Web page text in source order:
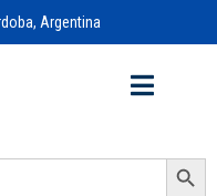
Argentina
Search Button